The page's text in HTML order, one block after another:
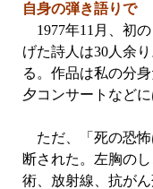
自身の弾き語りで
1977年11月、初
げた詩人は30人余
る。作品は私の分
夕コンサートなど
ただ、「死の恐怖
断された。左胸の
術、放射線、抗が